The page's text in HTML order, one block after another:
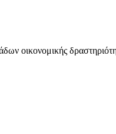
οικονομικής